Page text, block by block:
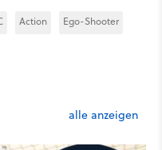
Action Ego-Shooter
alle anzeigen